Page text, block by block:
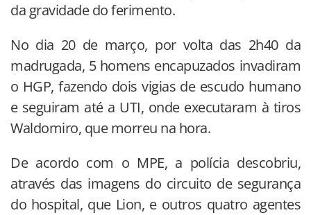
da gravidade do ferimento.
No dia 20 de março, por volta das 2h40 da
madrugada, 5 homens encapuzados invadiram
o HGP, fazendo dois vigias de escudo humano
e seguiram até a UTI, onde executaram à tiros
Waldomiro, que morreu na hora.
De acordo com o MPE, a polícia descobriu,
através das imagens do circuito de segurança
do hospital, que Lion, e outros quatro agentes